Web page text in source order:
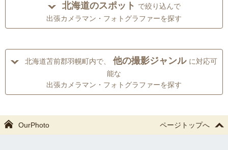
北海道のスポット で絞り込んで
出張カメラマン・フォトグラファーを探す
北海道苫前郡羽幌町内で、 他の撮影ジャンル に対応可
能な
出張カメラマン・フォトグラファーを探す
OurPhoto ページトップへ